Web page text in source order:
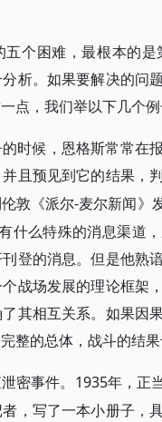
五个困难，最根本的
析。如果要解决的问
点，我们举以下几个例
时候，恩格斯常常在
且预见到它的结果，
敦《派尔-麦尔新闻》
什么特殊的消息渠道
登的消息。但是他熟
战场发展的理论框架
其相互关系。如果因
整的总体，战斗的结果
密事件。 1935年，正
，写了一本小册子，